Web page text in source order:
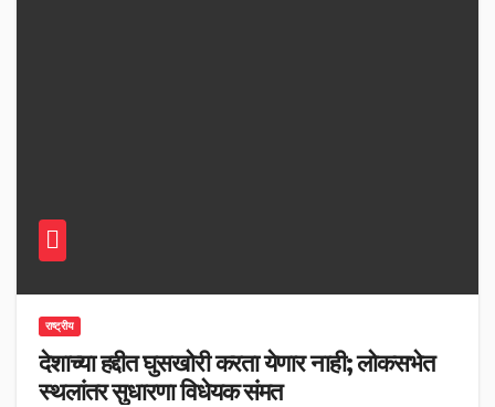
राष्ट्रीय
देशाच्या हद्दीत घुसखोरी करता येणार नाही; लोकसभेत
स्थलांतर सुधारणा विधेयक संमत